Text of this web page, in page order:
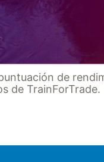
de
de